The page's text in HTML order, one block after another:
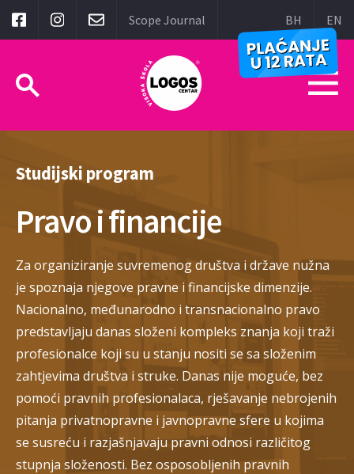
Scope Journal BH EN
Studijski program
Pravo i financije
Za organiziranje suvremenog društva i države nužna
je spoznaja njegove pravne i financijske dimenzije.
Nacionalno, međunarodno i transnacionalno pravo
predstavljaju danas složeni kompleks znanja koji traži
profesionalce koji su u stanju nositi se sa složenim
zahtjevima društva i struke. Danas nije moguće, bez
pomoći pravnih profesionalaca, rješavanje nebrojenih
pitanja privatnopravne i javnopravne sfere u kojima
se susreću i razjašnjavaju pravni odnosi različitog
stupnja složenosti. Bez osposobljenih pravnih